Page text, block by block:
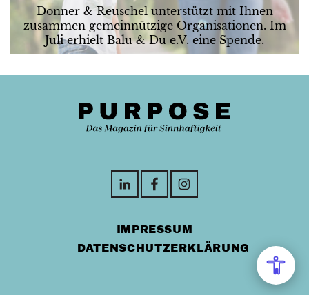
Donner & Reuschel unterstützt mit Ihnen
zusammen gemeinnützige Organisationen. Im
Juli erhielt Balu & Du e.V. eine Spende.
IMPRESSUM
DATENSCHUTZERKLÄRUNG